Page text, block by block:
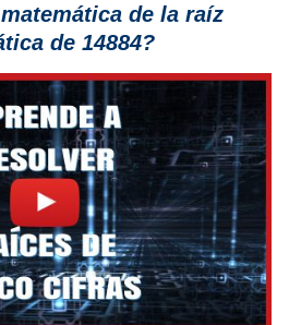
de la raíz
de 14884?